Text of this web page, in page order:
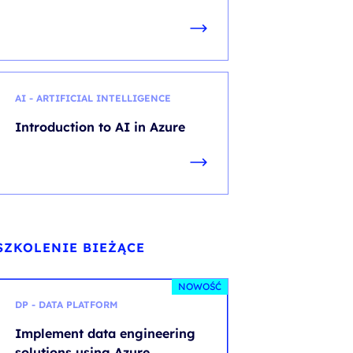
AI - ARTIFICIAL INTELLIGENCE
Introduction to AI in Azure
BIEŻĄCE
NOWOŚĆ
DP - DATA PLATFORM
Implement data engineering